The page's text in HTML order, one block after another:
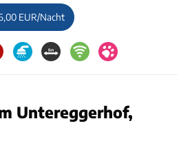
EUR/Nacht
Untereggerhof,